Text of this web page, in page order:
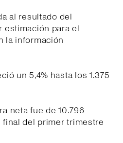
al resultado del
estimación para el
la información
un 5,4% hasta los 1.375
neta fue de 10.796
del primer trimestre